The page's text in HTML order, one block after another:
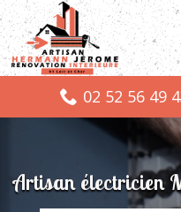
02 52 56 49
Artisan électricien